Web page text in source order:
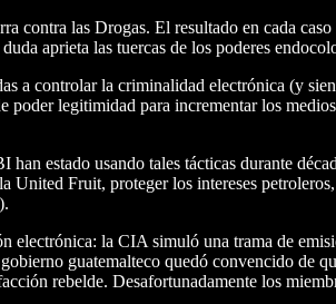
contra las Drogas. El resultado en cada
aprieta las tuercas de los poderes
a controlar la criminalidad electrónica (y
legitimidad para incrementar los
estado usando tales tácticas durante
United Fruit, proteger los intereses
la CIA simuló una trama de
guatemalteco quedó convencido de
rebelde. Desafortunadamente los